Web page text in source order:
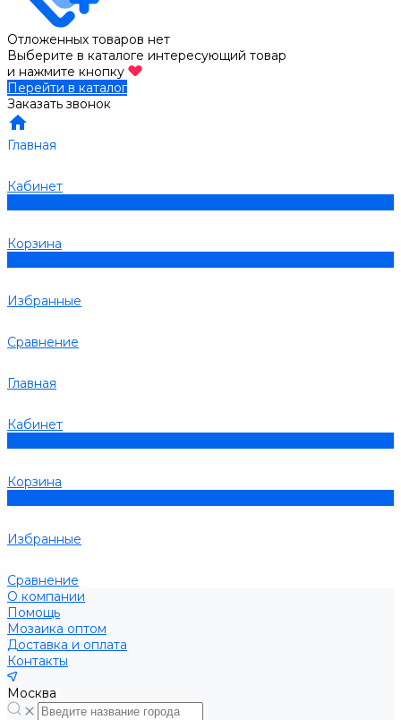
Отложенных товаров нет
Выберите в каталоге интересующий товар
и нажмите кнопку
Перейти в каталог
Заказать звонок
Главная
Кабинет
Корзина
Избранные
Сравнение
Главная
Кабинет
Корзина
Избранные
Сравнение
О компании
Помощь
Мозаика оптом
Доставка и оплата
Контакты
Москва